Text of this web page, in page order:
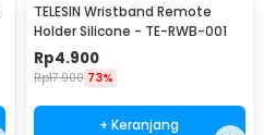
TELESIN Wristband Remote
Holder Silicone - TE-RWB-001
Rp4.900
Rp17.900 73%
+ Keranjang